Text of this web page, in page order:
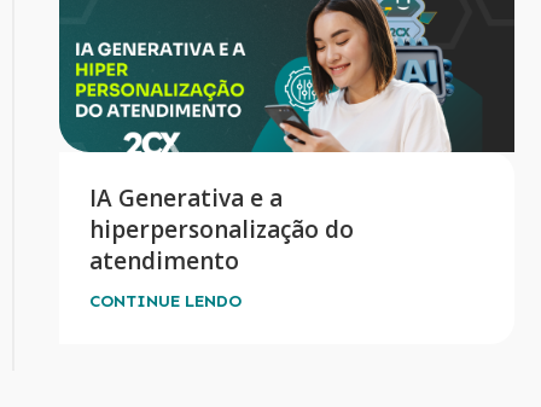
IA Generativa e a
hiperpersonalização do
atendimento
CONTINUE LENDO